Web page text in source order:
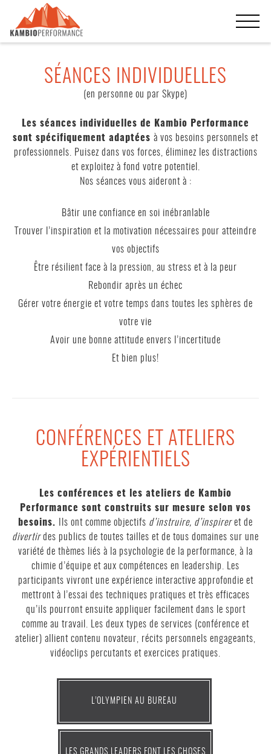
SÉANCES INDIVIDUELLES
(en personne ou par Skype)
Les séances individuelles de Kambio Performance
sont spécifiquement adaptées à vos besoins personnels et
professionnels. Puisez dans vos forces, éliminez les distractions
et exploitez à fond votre potentiel.
Nos séances vous aideront à :
Bâtir une confiance en soi inébranlable
Trouver l’inspiration et la motivation nécessaires pour atteindre
vos objectifs
Être résilient face à la pression, au stress et à la peur
Rebondir après un échec
Gérer votre énergie et votre temps dans toutes les sphères de
votre vie
Avoir une bonne attitude envers l’incertitude
Et bien plus!
CONFÉRENCES ET ATELIERS
EXPÉRIENTIELS
Les conférences et les ateliers de Kambio
Performance sont construits sur mesure selon vos
besoins.
Ils ont comme objectifs d’instruire, d’inspireret de
divertirdes publics de toutes tailles et de tous domaines sur une
variété de thèmes liés à la psychologie de la performance, à la
chimie d’équipe et aux compétences en leadership. Les
participants vivront une expérience interactive approfondie et
mettront à l’essai des techniques pratiques et très efficaces
qu’ils pourront ensuite appliquer facilement dans le sport
comme au travail. Les deux types de services (conférence et
atelier) allient contenu novateur, récits personnels engageants,
vidéoclips percutants et exercices pratiques.
L’OLYMPIEN AU BUREAU
LES GRANDS LEADERS FONT LES CHOSES